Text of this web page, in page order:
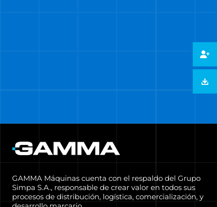
GAMMA Máquinas cuenta con el respaldo del Grupo
Simpa S.A., responsable de crear valor en todos sus
procesos de distribución, logística, comercialización, y